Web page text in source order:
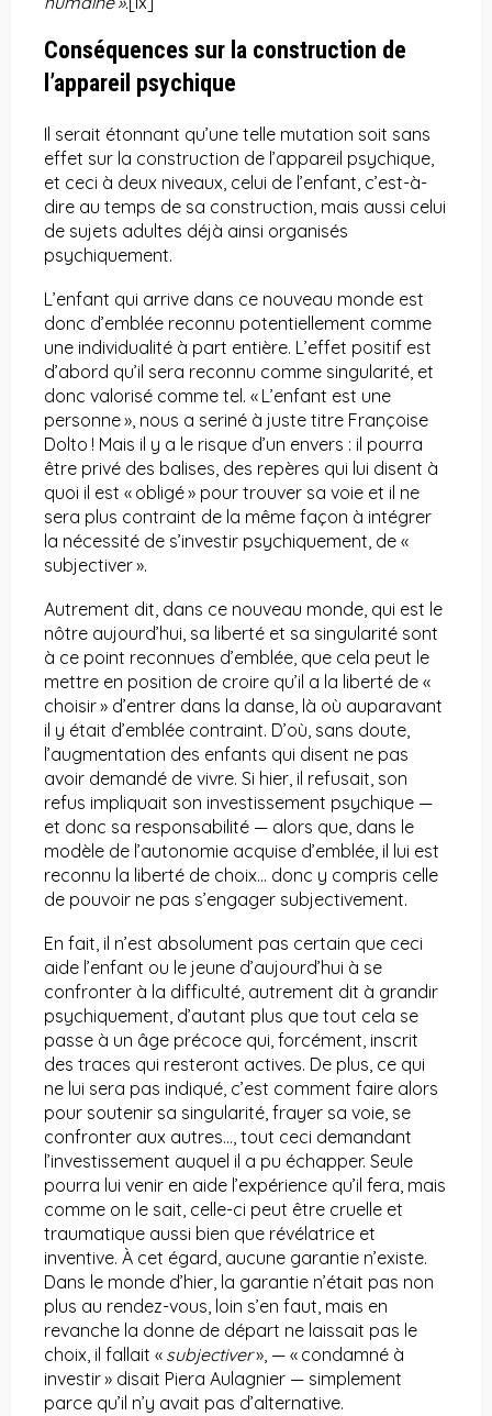
Conséquences sur la construction de
l’appareil psychique
Il serait étonnant qu’une telle mutation soit sans
effet sur la construction de l’appareil psychique,
et ceci à deux niveaux, celui de l’enfant, c’est-à-
dire au temps de sa construction, mais aussi celui
de sujets adultes déjà ainsi organisés
psychiquement.
L’enfant qui arrive dans ce nouveau monde est
donc d’emblée reconnu potentiellement comme
une individualité à part entière. L’effet positif est
d’abord qu’il sera reconnu comme singularité, et
donc valorisé comme tel. « L’enfant est une
personne », nous a seriné à juste titre Françoise
Dolto ! Mais il y a le risque d’un envers : il pourra
être privé des balises, des repères qui lui disent à
quoi il est « obligé » pour trouver sa voie et il ne
sera plus contraint de la même façon à intégrer
la nécessité de s’investir psychiquement, de «
subjectiver ».
Autrement dit, dans ce nouveau monde, qui est le
nôtre aujourd’hui, sa liberté et sa singularité sont
à ce point reconnues d’emblée, que cela peut le
mettre en position de croire qu’il a la liberté de «
choisir » d’entrer dans la danse, là où auparavant
il y était d’emblée contraint. D’où, sans doute,
l’augmentation des enfants qui disent ne pas
avoir demandé de vivre. Si hier, il refusait, son
refus impliquait son investissement psychique —
et donc sa responsabilité — alors que, dans le
modèle de l’autonomie acquise d’emblée, il lui est
reconnu la liberté de choix… donc y compris celle
de pouvoir ne pas s’engager subjectivement.
En fait, il n’est absolument pas certain que ceci
aide l’enfant ou le jeune d’aujourd’hui à se
confronter à la difficulté, autrement dit à grandir
psychiquement, d’autant plus que tout cela se
passe à un âge précoce qui, forcément, inscrit
des traces qui resteront actives. De plus, ce qui
ne lui sera pas indiqué, c’est comment faire alors
pour soutenir sa singularité, frayer sa voie, se
confronter aux autres…, tout ceci demandant
l’investissement auquel il a pu échapper. Seule
pourra lui venir en aide l’expérience qu’il fera, mais
comme on le sait, celle-ci peut être cruelle et
traumatique aussi bien que révélatrice et
inventive. À cet égard, aucune garantie n’existe.
Dans le monde d’hier, la garantie n’était pas non
plus au rendez-vous, loin s’en faut, mais en
revanche la donne de départ ne laissait pas le
choix, il fallait « subjectiver», — « condamné à
investir » disait Piera Aulagnier — simplement
parce qu’il n’y avait pas d’alternative.